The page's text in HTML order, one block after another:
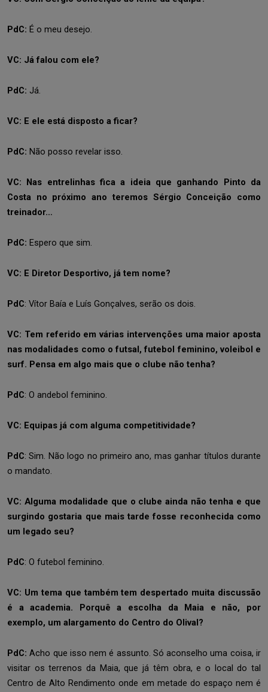
PdC: É o meu desejo.
VC: Já falou com ele?
PdC: Já.
VC: E ele está disposto a ficar?
PdC: Não posso revelar isso.
VC: Nas entrelinhas fica a ideia que ganhando Pinto da
Costa no próximo ano teremos Sérgio Conceição como
treinador…
PdC: Espero que sim.
VC: E Diretor Desportivo, já tem nome?
PdC: Vítor Baía e Luís Gonçalves, serão os dois.
VC: Tem referido em várias intervenções uma maior aposta
nas modalidades como o futsal, futebol feminino, voleibol e
surf. Pensa em algo mais que o clube não tenha?
PdC: O andebol feminino.
VC: Equipas já com alguma competitividade?
PdC: Sim. Não logo no primeiro ano, mas ganhar títulos durante
o mandato.
VC: Alguma modalidade que o clube ainda não tenha e que
surgindo gostaria que mais tarde fosse reconhecida como
um legado seu?
PdC: O futebol feminino.
VC: Um tema que também tem despertado muita discussão
é a academia. Porquê a escolha da Maia e não, por
exemplo, um alargamento do Centro do Olival?
PdC:Acho que isso nem é assunto. Só aconselho uma coisa, ir
visitar os terrenos da Maia, que já têm obra, e o local do tal
Centro de Alto Rendimento onde em metade do espaço nem é